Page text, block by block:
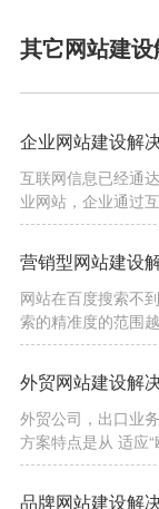
其它网站建
企业网站建设解
互联网信息已经通
业网站，企业通过
营销型网站建设
网站在百度搜索不
索的精准度的范围
外贸网站建设解
外贸公司，出口业
方案特点是从 适应
品牌网站建设解